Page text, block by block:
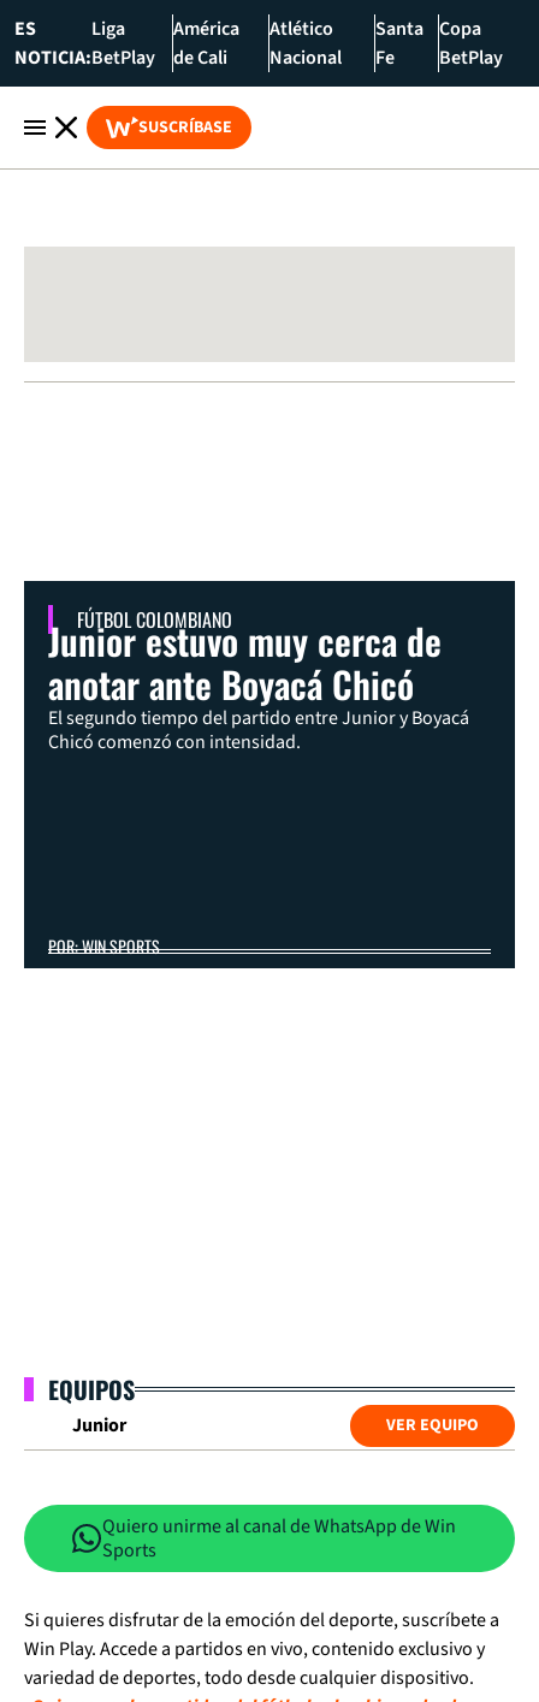
ES
NOTICIA:
Liga
BetPlay
América
de Cali
Atlético
Nacional
Santa
Fe
Copa
BetPlay
SUSCRÍBASE
FÚTBOL COLOMBIANO
Junior estuvo muy cerca de
anotar ante Boyacá Chicó
El segundo tiempo del partido entre Junior y Boyacá
Chicó comenzó con intensidad.
POR: WIN SPORTS
EQUIPOS
Junior VER EQUIPO
Quiero unirme al canal de WhatsApp de Win
Sports
Si quieres disfrutar de la emoción del deporte, suscríbete a
Win Play. Accede a partidos en vivo, contenido exclusivo y
variedad de deportes, todo desde cualquier dispositivo.